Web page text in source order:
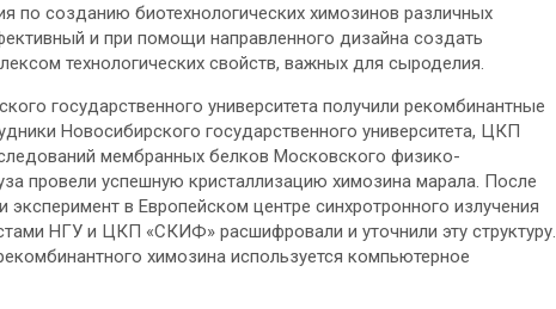
по созданию биотехнологических химозинов различных
и при помощи направленного дизайна создать
технологических свойств, важных для сыроделия.
государственного университета получили рекомбинантные
Новосибирского государственного университета, ЦКП
мембранных белков Московского физико-
провели успешную кристаллизацию химозина марала. После
в Европейском центре синхротронного излучения
НГУ и ЦКП «СКИФ» расшифровали и уточнили эту структуру.
химозина используется компьютерное